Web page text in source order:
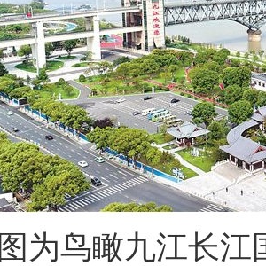
图为鸟瞰九江长